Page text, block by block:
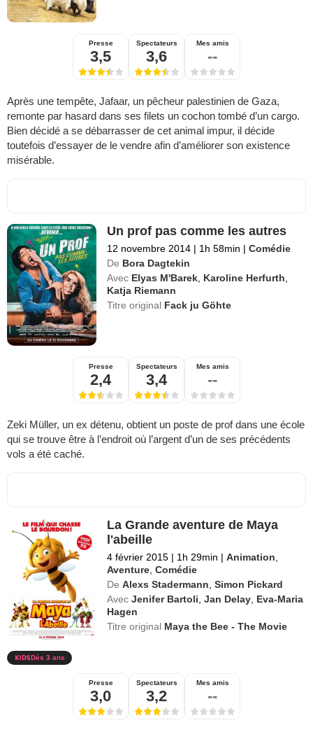
Presse
3,5
Spectateurs
3,6
Mes amis
--
Après une tempête, Jafaar, un pêcheur palestinien de Gaza,
remonte par hasard dans ses filets un cochon tombé d’un cargo.
Bien décidé a se débarrasser de cet animal impur, il décide
toutefois d’essayer de le vendre afin d’améliorer son existence
misérable.
Un prof pas comme les autres
12 novembre 2014 | 1h 58min | Comédie
De Bora Dagtekin
Avec Elyas M'Barek, Karoline Herfurth,
Katja Riemann
Titre original Fack ju Göhte
Presse
2,4
Spectateurs
3,4
Mes amis
--
Zeki Müller, un ex détenu, obtient un poste de prof dans une école
qui se trouve être à l’endroit où l’argent d’un de ses précédents
vols a été caché.
La Grande aventure de Maya
l'abeille
4 février 2015 | 1h 29min | Animation,
Aventure,Comédie
De Alexs Stadermann,Simon Pickard
Avec Jenifer Bartoli,Jan Delay, Eva-Maria
Hagen
Titre original Maya the Bee - The Movie
Dès 3 ans
Presse
3,0
Spectateurs
3,2
Mes amis
--